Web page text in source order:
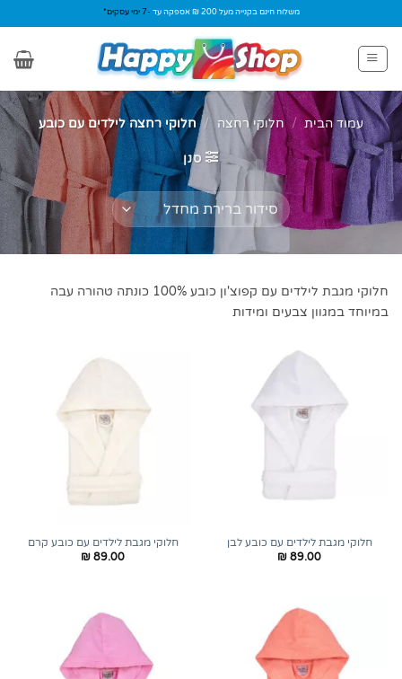
to
content
משלוח חינם בקנייה מעל 200 ₪ אספקה עד -7 ימי עסקים*
עמוד הבית / חלוקי רחצה / חלוקי רחצה לילדים עם כובע
סנן
חלוקי מגבת לילדים עם קפוצ'ון כובע 100% כונתה טהורה עבה
במיוחד במגוון צבעים ומידות
חלוקי מגבת לילדים עם כובע לבן
₪ 89.00
חלוקי מגבת לילדים עם כובע קרם
₪ 89.00